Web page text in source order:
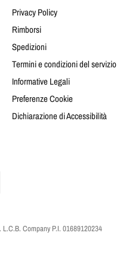
Privacy Policy
Rimborsi
Spedizioni
Termini e condizioni del servizio
Informative Legali
Preferenze Cookie
Dichiarazione di Accessibilità
Company P.I. 01689120234